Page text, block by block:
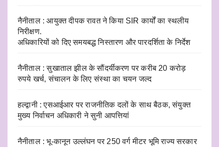
नैनीताल : आयुक्त दीपक रावत ने किया SIR कार्यों का स्थलीय
निरीक्षण.
अधिकारियों को दिए समयबद्ध निस्तारण और पारदर्शिता के निर्देश
नैनीताल : सुखाताल झील के सौंदर्यीकरण पर करीब 20 करोड़
रुपये खर्च, संचालन के लिए संस्था का चयन जल्द
हल्द्वानी : एसआईआर पर राजनीतिक दलों के साथ बैठक, संयुक्त
मुख्य निर्वाचन अधिकारी ने सुनी आपत्तियां
नैनीताल : भू-कानून उल्लंघन पर 250 वर्ग मीटर भूमि राज्य सरकार